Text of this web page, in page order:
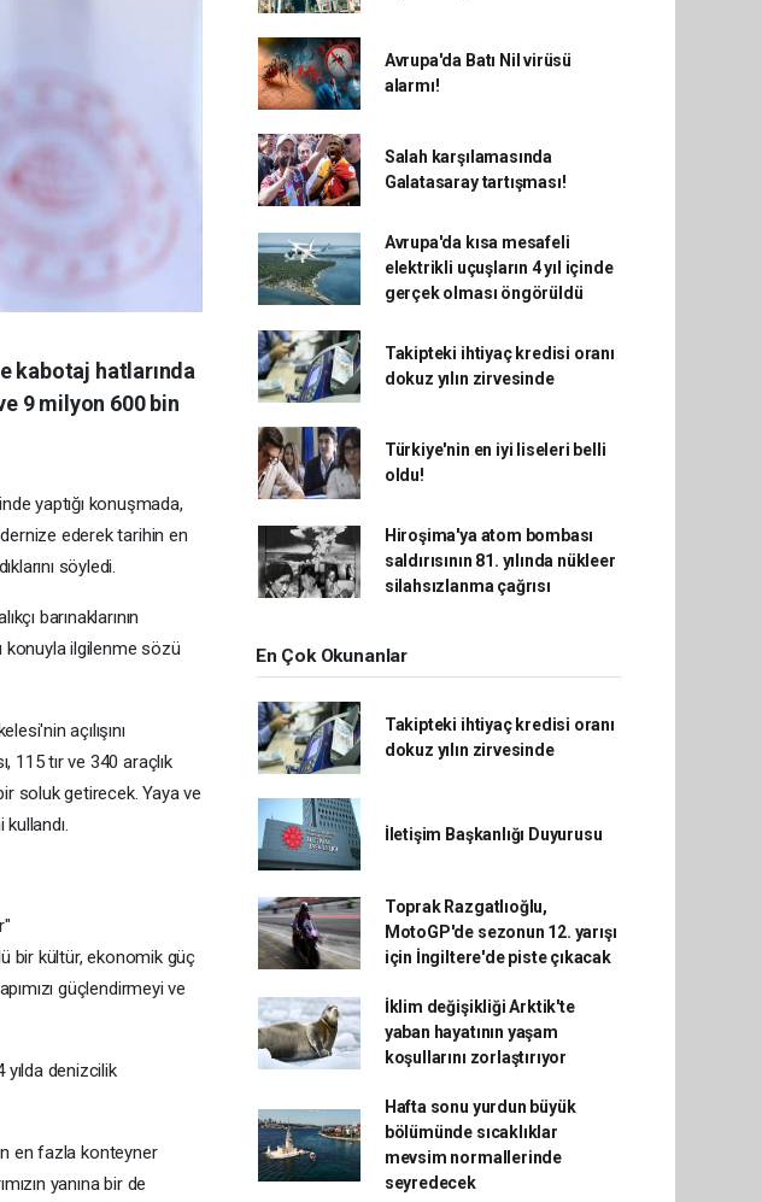
kabotaj hatlarında
9 milyon 600 bin
yaptığı konuşmada,
ederek tarihin en
söyledi.
barınaklarının
konuyla ilgilenme sözü
açılışını
115 tır ve 340 araçlık
soluk getirecek. Yaya ve
bir kültür, ekonomik güç
güçlendirmeyi ve
yılda denizcilik
en fazla konteyner
yanına bir de
Avrupa'da Batı Nil virüsü
alarmı!
Salah karşılamasında
Galatasaray tartışması!
Avrupa'da kısa mesafeli
elektrikli uçuşların 4 yıl içinde
gerçek olması öngörüldü
Takipteki ihtiyaç kredisi oranı
dokuz yılın zirvesinde
Türkiye'nin en iyi liseleri belli
oldu!
Hiroşima'ya atom bombası
saldırısının 81. yılında nükleer
silahsızlanma çağrısı
En Çok Okunanlar
Takipteki ihtiyaç kredisi oranı
dokuz yılın zirvesinde
İletişim Başkanlığı Duyurusu
Toprak Razgatlıoğlu,
MotoGP'de sezonun 12. yarışı
için İngiltere'de piste çıkacak
İklim değişikliği Arktik'te
yaban hayatının yaşam
koşullarını zorlaştırıyor
Hafta sonu yurdun büyük
bölümünde sıcaklıklar
mevsim normallerinde
seyredecek